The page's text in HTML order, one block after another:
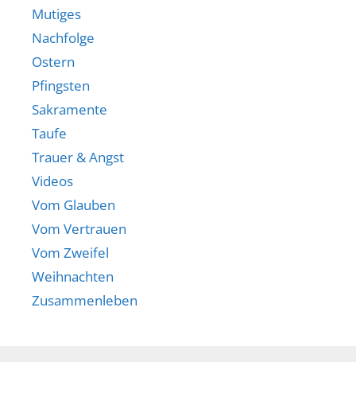
Mutiges
Nachfolge
Ostern
Pfingsten
Sakramente
Taufe
Trauer & Angst
Videos
Vom Glauben
Vom Vertrauen
Vom Zweifel
Weihnachten
Zusammenleben